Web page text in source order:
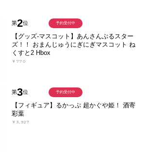
第2位
【グッズ-マスコット】あんさんぶるスター
ズ！！ おまんじゅうにぎにぎマスコット ね
くすと2 Hbox
￥770
予約受付中
第3位
【フィギュア】るかっぷ 超かぐや姫！ 酒寄
彩葉
￥3,927
予約受付中